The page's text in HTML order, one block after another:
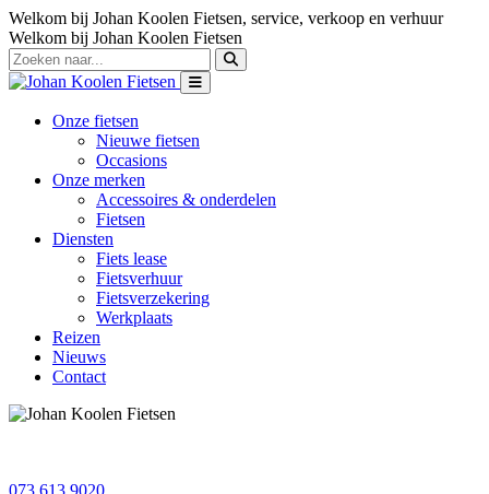
Welkom bij Johan Koolen Fietsen, service, verkoop en verhuur
Welkom bij Johan Koolen Fietsen
Onze fietsen
Nieuwe fietsen
Occasions
Onze merken
Accessoires & onderdelen
Fietsen
Diensten
Fiets lease
Fietsverhuur
Fietsverzekering
Werkplaats
Reizen
Nieuws
Contact
073 613 9020